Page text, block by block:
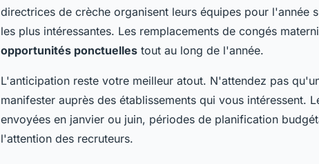
directrices de crèche organisent leurs équipes pour l'année
les plus intéressantes. Les remplacements de congés
opportunités ponctuelles tout au long de l'année.
L'anticipation reste votre meilleur atout. N'attendez pas
manifester auprès des établissements qui vous intéressent.
envoyées en janvier ou juin, périodes de planification
l'attention des recruteurs.